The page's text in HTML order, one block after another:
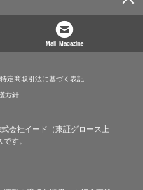
Mail Magazine
特定商取引法に基づく表記
方針
会社イード（東証グロース上
す。